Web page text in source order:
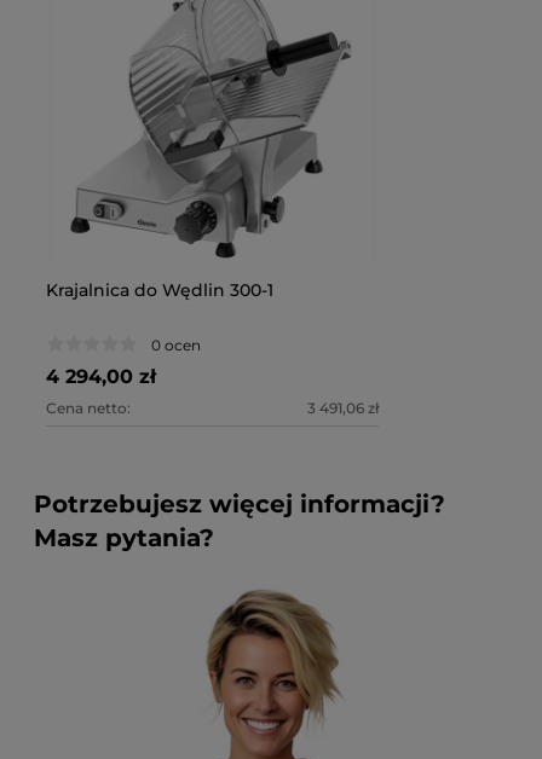
Krajalnica do Wędlin 300-1
0 ocen
4 294,00 zł
Cena netto: 3 491,06 zł
Potrzebujesz więcej informacji?
Masz pytania?